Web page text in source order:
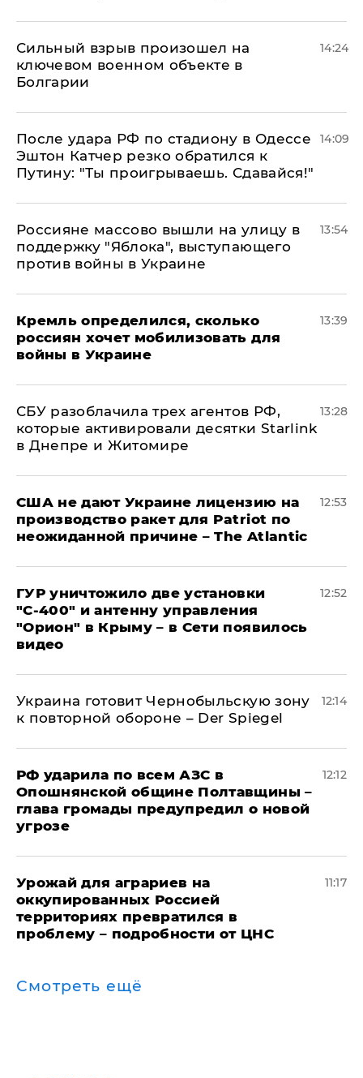
Сильный взрыв произошел на
ключевом военном объекте в
Болгарии
14:24
После удара РФ по стадиону в Одессе
Эштон Катчер резко обратился к
Путину: "Ты проигрываешь. Сдавайся!"
14:09
Россияне массово вышли на улицу в
поддержку "Яблока", выступающего
против войны в Украине
13:54
Кремль определился, сколько
россиян хочет мобилизовать для
войны в Украине
13:39
СБУ разоблачила трех агентов РФ,
которые активировали десятки Starlink
в Днепре и Житомире
13:28
США не дают Украине лицензию на
производство ракет для Patriot по
неожиданной причине – The Atlantic
12:53
ГУР уничтожило две установки
"С‑400" и антенну управления
"Орион" в Крыму – в Сети появилось
видео
12:52
Украина готовит Чернобыльскую зону
к повторной обороне – Der Spiegel
12:14
РФ ударила по всем АЗС в
Опошнянской общине Полтавщины –
глава громады предупредил о новой
угрозе
12:12
Урожай для аграриев на
оккупированных Россией
территориях превратился в
проблему – подробности от ЦНС
11:17
Смотреть ещё